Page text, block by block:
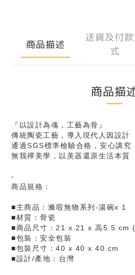
商品描述
送貨及付
式
商品描
『以設計為魂，工藝為骨』
傳統陶瓷工藝，導入現代人因設計
通過SGS標準檢驗合格，安心講究
無我禪美學，以美器還原生活本質
-
商品規格：
■主商品：滌瑕無物系列-湯碗x 1
■材質：骨瓷
■商品尺寸：21 x 21 x 高5.5 cm (
■包裝：安全包裝
■包裝尺寸：40 x 40 x 40 cm
■設計/產地：台灣